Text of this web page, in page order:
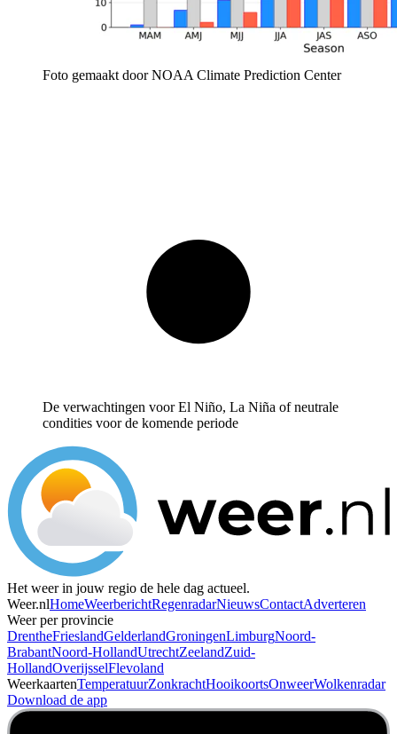
Foto gemaakt door NOAA Climate Prediction Center
De verwachtingen voor El Niño, La Niña of neutrale
condities voor de komende periode
Het weer in jouw regio de hele dag actueel.
Weer.nlHomeWeerberichtRegenradarNieuwsContactAdverteren
Weer per provincie
DrentheFrieslandGelderlandGroningenLimburgNoord-
BrabantNoord-HollandUtrechtZeelandZuid-
HollandOverijsselFlevoland
WeerkaartenTemperatuurZonkrachtHooikoortsOnweerWolkenradar
Download de app